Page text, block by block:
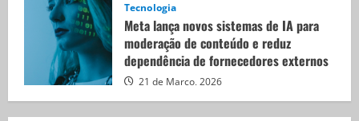
Tecnologia
Meta lança novos sistemas de IA para
moderação de conteúdo e reduz
dependência de fornecedores externos
21 de Março, 2026